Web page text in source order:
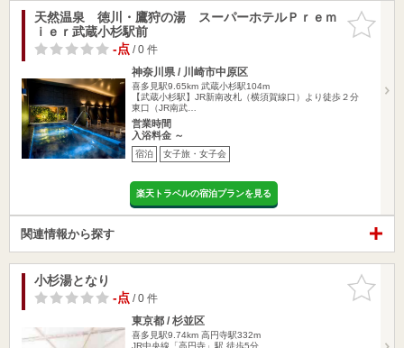
お気に入
りに追加
天然温泉 徳川・鷹狩の湯 スーパーホテルＰｒｅｍ
ｉｅｒ武蔵小杉駅前
-点/ 0 件
神奈川県 / 川崎市中原区
喜多見駅9.65km 武蔵小杉駅104m
【武蔵小杉駅】JR新南改札（横須賀線口）より徒歩２分
東口（JR南武…
営業時間
入浴料金 ～
宿泊 女子旅・女子会
楽天トラベルの宿泊プランを見る
関連情報から探す
お気に入
りに追加
小杉湯となり
-点/ 0 件
東京都 / 杉並区
喜多見駅9.74km 高円寺駅332m
JR中央線「高円寺」駅 徒歩5分